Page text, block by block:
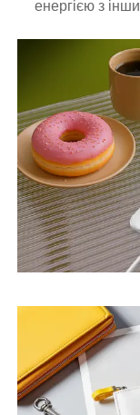
енергією з